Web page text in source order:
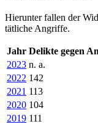
Hierunter fallen der
tätliche Angriffe.
Jahr Delikte gegen
2023 n. a.
2022 142
2021 113
2020 104
2019 111